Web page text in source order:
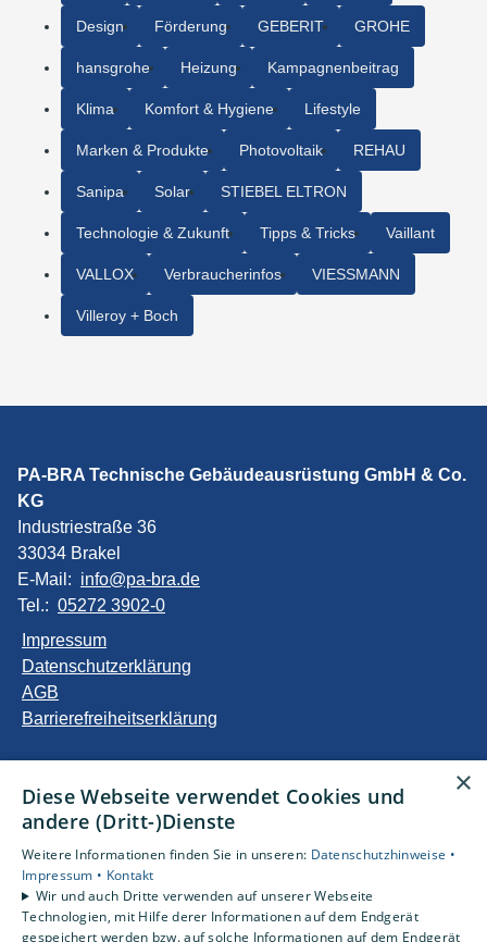
Design Förderung GEBERIT GROHE
hansgrohe Heizung Kampagnenbeitrag
Klima Komfort & Hygiene Lifestyle
Marken & Produkte Photovoltaik REHAU
Sanipa Solar STIEBEL ELTRON
Technologie & Zukunft Tipps & Tricks Vaillant
VALLOX Verbraucherinfos VIESSMANN
Villeroy + Boch
PA-BRA Technische Gebäudeausrüstung GmbH & Co.
KG
Industriestraße 36
33034 Brakel
E-Mail: info@pa-bra.de
Tel.: 05272 3902-0
Impressum
Datenschutzerklärung
AGB
Barrierefreiheitserklärung
Privatkunden
Gewerbekunden
Karriere
Unternehmen
Kontakt
×
Diese Webseite verwendet Cookies und
andere (Dritt-)Dienste
Weitere Informationen finden Sie in unseren: Datenschutzhinweise •
Impressum • Kontakt
Wir und auch Dritte verwenden auf unserer Webseite
Technologien, mit Hilfe derer Informationen auf dem Endgerät
gespeichert werden bzw. auf solche Informationen auf dem Endgerät